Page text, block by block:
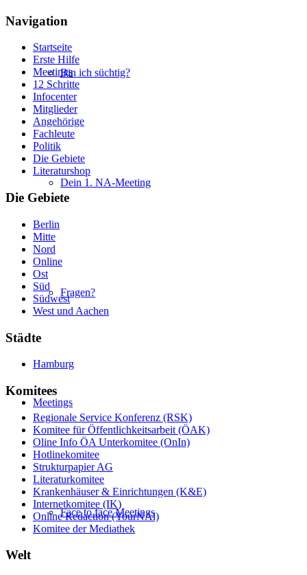
Bin ich süchtig?
Dein 1. NA-Meeting
Fragen?
Meetings
Face to face Meetings
Navigation
Startseite
Erste Hilfe
Meetings
12 Schritte
Infocenter
Mitglieder
Angehörige
Fachleute
Politik
Die Gebiete
Literaturshop
Die Gebiete
Berlin
Mitte
Nord
Online
Ost
Süd
Südwest
West und Aachen
Städte
Hamburg
Komitees
Regionale Service Konferenz (RSK)
Komitee für Öffentlichkeitsarbeit (ÖAK)
Oline Info ÖA Unterkomitee (OnIn)
Hotlinekomitee
Strukturpapier AG
Literaturkomitee
Krankenhäuser & Einrichtungen (K&E)
Internetkomitee (IK)
Online Redaction (YourNAl)
Komitee der Mediathek
Welt